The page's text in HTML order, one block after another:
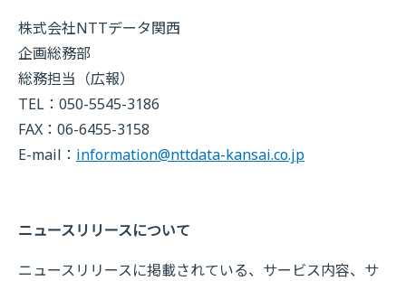
株式会社NTTデータ関西
企画総務部
総務担当（広報）
TEL：050-5545-3186
FAX：06-6455-3158
E-mail： information@nttdata-kansai.co.jp
ニュースリリースについて
ニュースリリースに掲載されている、サービス内容、サ